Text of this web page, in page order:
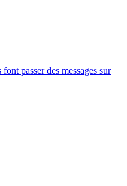
passer des messages sur